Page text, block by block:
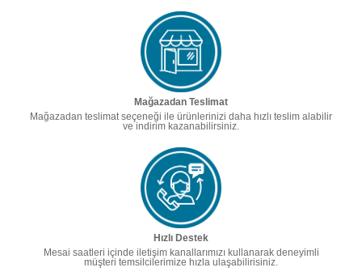
Mağazadan Teslimat
Mağazadan teslimat seçeneği ile ürünlerinizi daha hızlı teslim alabilir
ve indirim kazanabilirsiniz.
Hızlı Destek
Mesai saatleri içinde iletişim kanallarımızı kullanarak deneyimli
müşteri temsilcilerimize hızla ulaşabilirisiniz.